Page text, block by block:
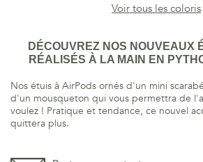
Voir tous les coloris
DÉCOUVREZ NOS NOUVEAUX
RÉALISÉS À LA MAIN EN
Nos étuis à AirPods ornés d'un mini
d'un mousqueton qui vous permettra de
voulez ! Pratique et tendance, ce nouvel
quittera plus.